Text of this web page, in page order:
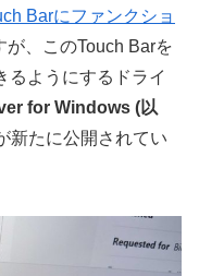
Barにファンクショ
が、このTouch Barを
るようにするドライ
for Windows (以
新たに公開されてい